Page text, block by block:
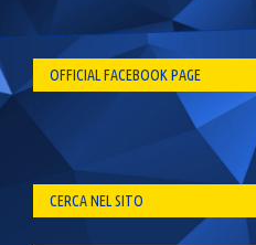
OFFICIAL FACEBOOK PAGE
CERCA NEL SITO